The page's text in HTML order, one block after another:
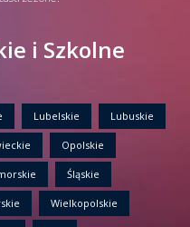
i Szkolne
Lubelskie Lubuskie
Opolskie
Śląskie
Wielkopolskie